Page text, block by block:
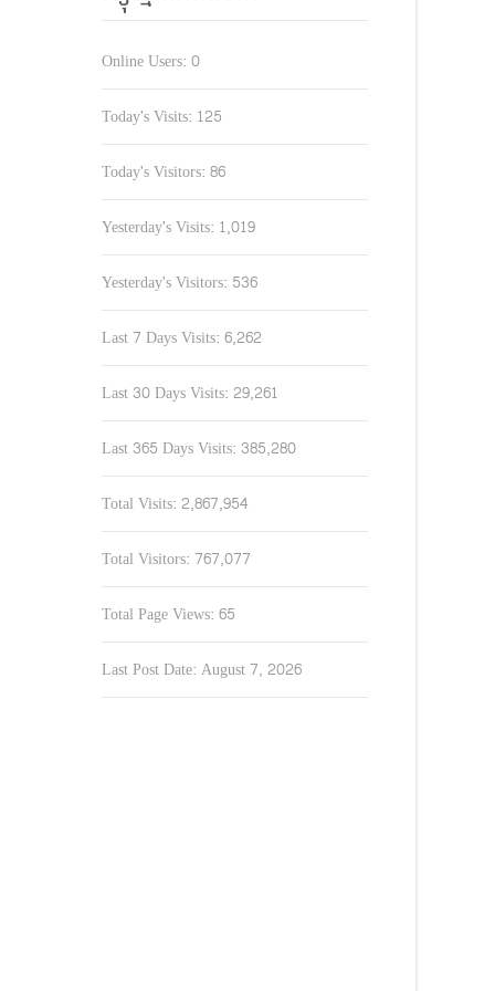
Online Users: 0
Today's Visits: 125
Today's Visitors: 86
Yesterday's Visits: 1,019
Yesterday's Visitors: 536
Last 7 Days Visits: 6,262
Last 30 Days Visits: 29,261
Last 365 Days Visits: 385,280
Total Visits: 2,867,954
Total Visitors: 767,077
Total Page Views: 65
Last Post Date: August 7, 2026